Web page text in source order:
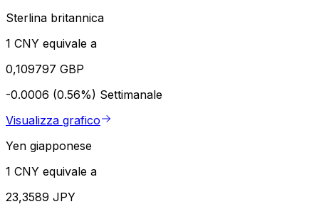
Sterlina britannica
1 CNY equivale a
0,109797 GBP
-0.0006 (0.56%) Settimanale
Visualizza grafico
Yen giapponese
1 CNY equivale a
23,3589 JPY